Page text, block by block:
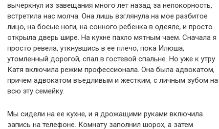
вычеркнул из завещания много лет назад за непокорность,
встретила нас молча. Она лишь взглянула на мое разбитое
лицо, на босые ноги, на сонного ребенка в одеяле, и просто
открыла дверь шире. На кухне пахло мятным чаем. Сначала я
просто ревела, уткнувшись в ее плечо, пока Илюша,
утомленный дорогой, спал в гостевой спальне. Но уже к утру
Катя включила режим профессионала. Она была адвокатом,
причем адвокатом въедливым и жестким, с личным зубом на
всю эту семейку.
Мы сидели на ее кухне, и я дрожащими руками включила
запись на телефоне. Комнату заполнил шорох, а затем